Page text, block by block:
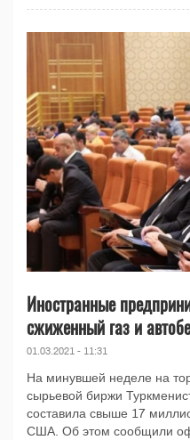
Иностранные
сжиженный газ и
01.03.2021 - 11:31
На минувшей неделе на
сырьевой биржи
составила свыше 17
США. Об этом сообщили